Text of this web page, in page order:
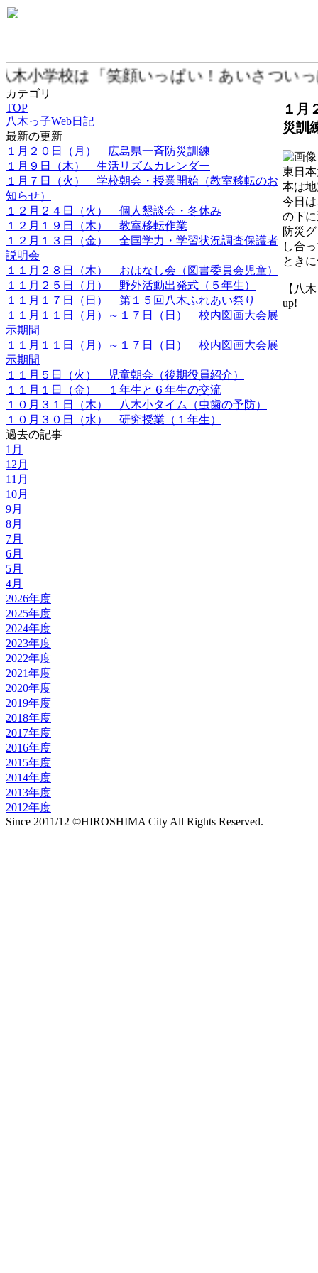
八木小学校は「笑顔いっぱい！あいさつ
カテゴリ
TOP
八木っ子Web日記
最新の更新
１月２０日（月） 広島県一斉防災訓練
１月９日（木） 生活リズムカレンダー
１月７日（火） 学校朝会・授業開始（教室移転のお
知らせ）
１２月２４日（火） 個人懇談会・冬休み
１２月１９日（木） 教室移転作業
１２月１３日（金） 全国学力・学習状況調査保護者
説明会
１１月２８日（木） おはなし会（図書委員会児童）
１１月２５日（月） 野外活動出発式（５年生）
１１月１７日（日） 第１５回八木ふれあい祭り
１１月１１日（月）～１７日（日） 校内図画大会展
示期間
１１月１１日（月）～１７日（日） 校内図画大会展
示期間
１１月５日（火） 児童朝会（後期役員紹介）
１１月１日（金） １年生と６年生の交流
１０月３１日（木） 八木小タイム（虫歯の予防）
１０月３０日（水） 研究授業（１年生）
過去の記事
1月
12月
11月
10月
9月
8月
7月
6月
5月
4月
2026年度
2025年度
2024年度
2023年度
2022年度
2021年度
2020年度
2019年度
2018年度
2017年度
2016年度
2015年度
2014年度
2013年度
2012年度
１月
災訓
東日
本は
今日
の下
防災
し合
とき
【八
up!
Since 2011/12 ©HIROSHIMA City All Rights Reserved.